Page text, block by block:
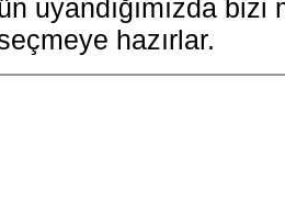
uyandığımızda bizi
hazırlar.